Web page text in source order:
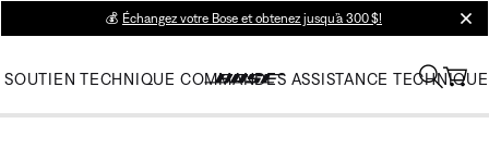
💰 Échangez votre Bose et obtenez jusqu’à 300 $!
SOUTIEN TECHNIQUE COMMANDES ASSISTANCE TECHNIQUE